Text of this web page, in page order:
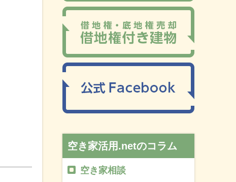
空き家活用.netのコラム
空き家相談